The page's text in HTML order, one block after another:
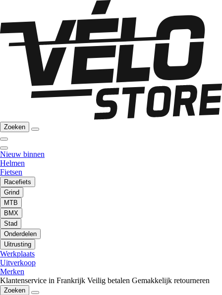
Zoeken
Nieuw binnen
Helmen
Fietsen
Racefiets
Grind
MTB
BMX
Stad
Onderdelen
Uitrusting
Werkplaats
Uitverkoop
Merken
Klantenservice in Frankrijk Veilig betalen Gemakkelijk retourneren
Zoeken